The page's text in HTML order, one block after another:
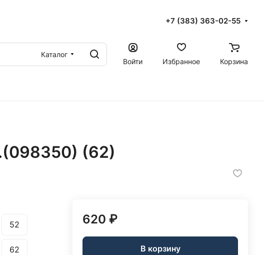
+7 (383) 363-02-55
Каталог
Войти
Избранное Корзина
(62)
52
62
620 ₽
В корзину